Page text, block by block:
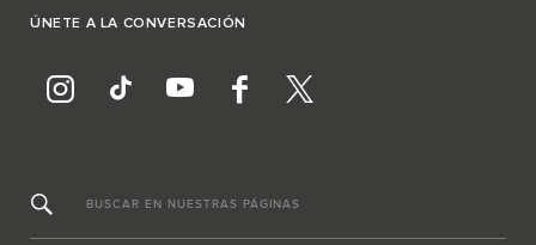
ÚNETE A LA CONVERSACIÓN
BUSCAR EN NUESTRAS PÁGINAS